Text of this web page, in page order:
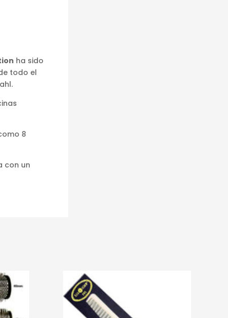
ha sido
todo el
8
con un